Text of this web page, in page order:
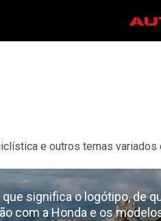
e outros temas variados
que significa o logótipo, de
com a Honda e os